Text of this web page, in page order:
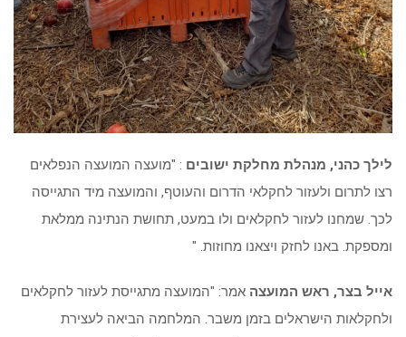
לילך כהני, מנהלת מחלקת ישובים : "מועצה המועצה הנפלאים
רצו לתרום ולעזור לחקלאי הדרום והעוטף, והמועצה מיד התגייסה
לכך. שמחנו לעזור לחקלאים ולו במעט, תחושת הנתינה ממלאת
ומספקת. באנו לחזק ויצאנו מחוזות. "
אייל בצר, ראש המועצה אמר: "המועצה מתגייסת לעזור לחקלאים
ולחקלאות הישראלים בזמן משבר. המלחמה הביאה לעצירת